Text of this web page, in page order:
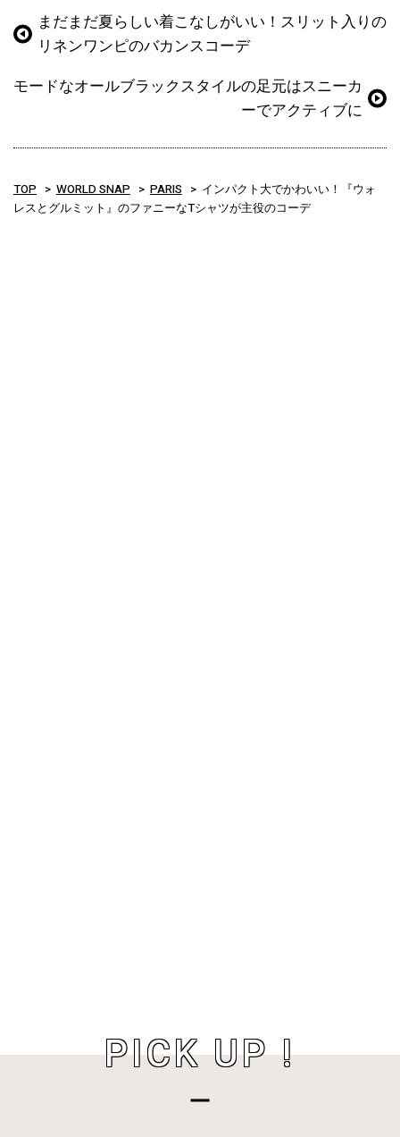
まだまだ夏らしい着こなしがいい！スリット入りの
リネンワンピのバカンスコーデ
モードなオールブラックスタイルの足元はスニーカ
ーでアクティブに
TOP WORLD SNAP PARIS
インパクト大でかわいい！『ウォ
レスとグルミット』のファニーなTシャツが主役のコーデ
PICK UP !